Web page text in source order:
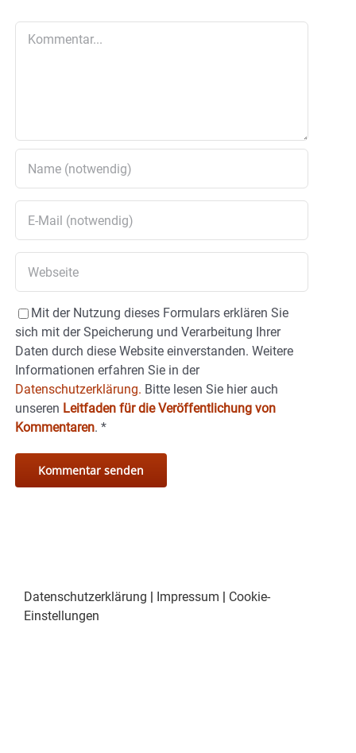
Mit der Nutzung dieses Formulars erklären Sie
sich mit der Speicherung und Verarbeitung Ihrer
Daten durch diese Website einverstanden. Weitere
Informationen erfahren Sie in der
Datenschutzerklärung. Bitte lesen Sie hier auch
unseren Leitfaden für die Veröffentlichung von
Kommentaren. *
Datenschutzerklärung Impressum
Cookie-
Einstellungen